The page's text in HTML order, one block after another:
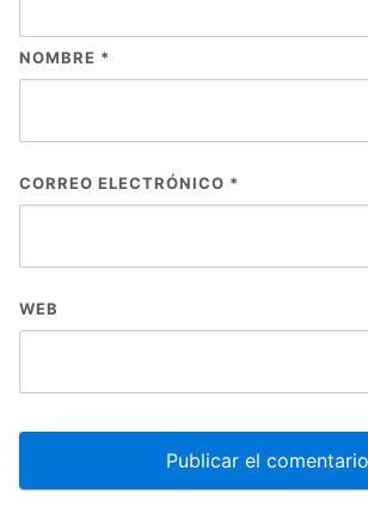
NOMBRE *
CORREO ELECTRÓNICO *
WEB